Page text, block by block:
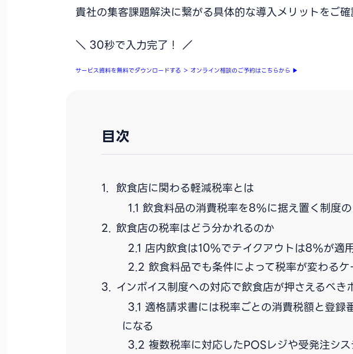
貴社の集客課題解決に繋がる具体的な導入メリットをご確
＼ 30秒で入力完了！ ／
サービス資料を無料でダウンロードする ＞ オンライン相談のご予約はこちらから ▶
目次
飲食店に関わる軽減税率とは
飲食料品の消費税率を8%に据え置く制度
飲食店の税率はどう分かれるのか
店内飲食は10%でテイクアウトは8%が適
飲食料品でも条件によって税率が変わるケ
インボイス制度への対応で飲食店が押さえるべき
適格請求書には税率ごとの消費税額と登録
になる
複数税率に対応したPOSレジや受発注シ